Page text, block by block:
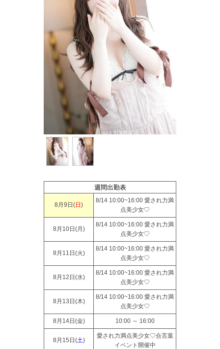
週間出勤表
8月9日(日)
8/14 10:00~16:00 愛され力満
点美少女♡
8月10日(月)
8/14 10:00~16:00 愛され力満
点美少女♡
8月11日(火)
8/14 10:00~16:00 愛され力満
点美少女♡
8月12日(水)
8/14 10:00~16:00 愛され力満
点美少女♡
8月13日(木)
8/14 10:00~16:00 愛され力満
点美少女♡
8月14日(金) 10:00 ～ 16:00
8月15日(土)
愛され力満点美少女♡合言葉
イベント開催中